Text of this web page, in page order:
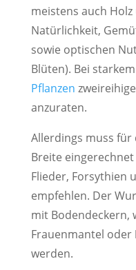
meistens auch
Natürlichkeit,
sowie optischen
Blüten). Bei
Pflanzen
anzuraten.
Allerdings muss für
Breite
Flieder, Forsythien
empfehlen. Der
mit Bodendeckern,
Frauenmantel oder
werden.